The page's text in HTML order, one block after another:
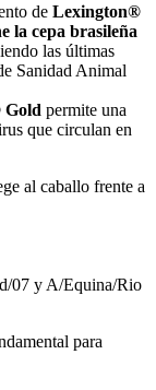
de Lexington®
la cepa brasileña
las últimas
Sanidad Animal
permite una
que circulan en
al caballo frente a
07 y A/Equina/Rio
para